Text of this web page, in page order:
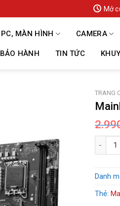
Mở
PC, MÀN HÌNH CAMERA
BẢO HÀNH TIN TỨC
TRANG
Danh
Thẻ: